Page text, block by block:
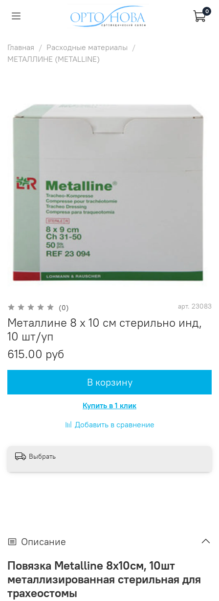
0
Главная
Расходные материалы
МЕТАЛЛИНЕ (METALLINE)
(0) арт. 23083
Металлине 8 х 10 см стерильно инд,
10 шт/уп
615.00 руб
В корзину
Купить в 1 клик
Добавить в сравнение
Выбрать
Описание
Повязка Metalline 8х10см, 10шт
металлизированная стерильная для
трахеостомы